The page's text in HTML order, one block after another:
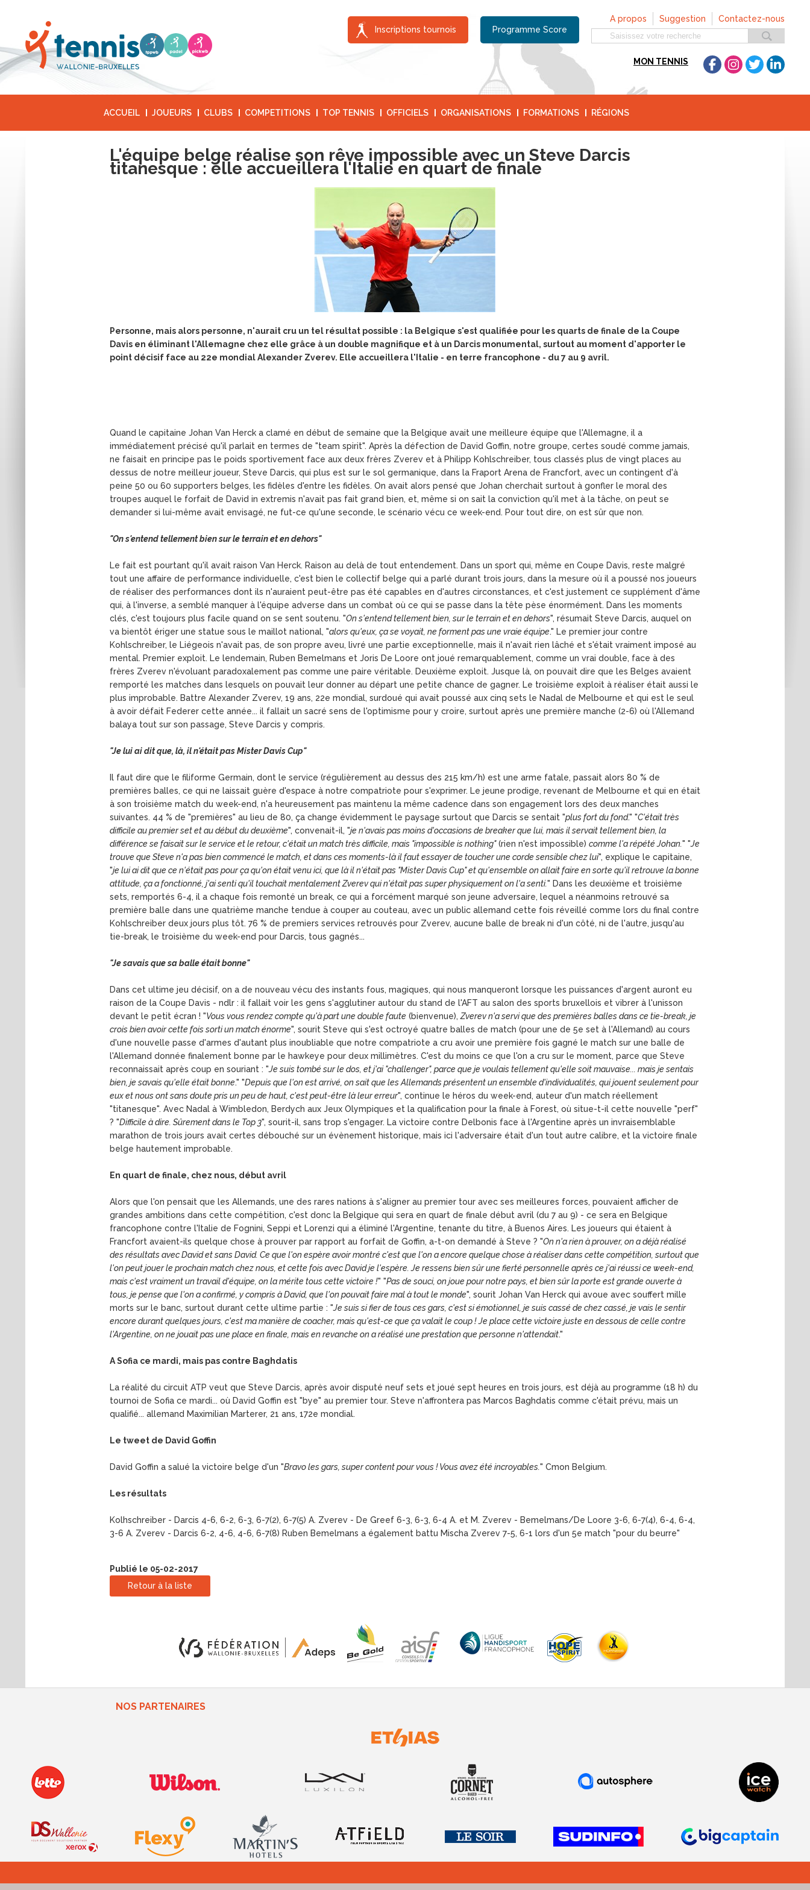
Contactez-nous
Suggestion
A propos
Programme Score
Inscriptions tournois
MON TENNIS
ACCUEIL JOUEURS CLUBS COMPETITIONS TOP TENNIS OFFICIELS ORGANISATIONS FORMATIONS RÉGIONS
L'équipe belge réalise son rêve impossible avec un Steve Darcis
titanesque : elle accueillera l'Italie en quart de finale
Personne, mais alors personne, n'aurait cru un tel résultat possible : la Belgique s'est qualifiée pour les quarts de finale de la Coupe
Davis en éliminant l'Allemagne chez elle grâce à un double magnifique et à un Darcis monumental, surtout au moment d'apporter le
point décisif face au 22e mondial Alexander Zverev. Elle accueillera l'Italie - en terre francophone - du 7 au 9 avril.
Quand le capitaine Johan Van Herck a clamé en début de semaine que la Belgique avait une meilleure équipe que l'Allemagne, il a
immédiatement précisé qu'il parlait en termes de "team spirit". Après la défection de David Goffin, notre groupe, certes soudé comme jamais,
ne faisait en principe pas le poids sportivement face aux deux frères Zverev et à Philipp Kohlschreiber, tous classés plus de vingt places au
dessus de notre meilleur joueur, Steve Darcis, qui plus est sur le sol germanique, dans la Fraport Arena de Francfort, avec un contingent d'à
peine 50 ou 60 supporters belges, les fidèles d'entre les fidèles. On avait alors pensé que Johan cherchait surtout à gonfler le moral des
troupes auquel le forfait de David in extremis n'avait pas fait grand bien, et, même si on sait la conviction qu'il met à la tâche, on peut se
demander si lui-même avait envisagé, ne fut-ce qu'une seconde, le scénario vécu ce week-end. Pour tout dire, on est sûr que non.
"On s'entend tellement bien sur le terrain et en dehors"
Le fait est pourtant qu'il avait raison Van Herck. Raison au delà de tout entendement. Dans un sport qui, même en Coupe Davis, reste malgré
tout une affaire de performance individuelle, c'est bien le collectif belge qui a parlé durant trois jours, dans la mesure où il a poussé nos joueurs
de réaliser des performances dont ils n'auraient peut-être pas été capables en d'autres circonstances, et c'est justement ce supplément d'âme
qui, à l'inverse, a semblé manquer à l'équipe adverse dans un combat où ce qui se passe dans la tête pèse énormément. Dans les moments
clés, c'est toujours plus facile quand on se sent soutenu. "On s'entend tellement bien, sur le terrain et en dehors", résumait Steve Darcis, auquel on
va bientôt ériger une statue sous le maillot national, "alors qu'eux, ça se voyait, ne forment pas une vraie équipe." Le premier jour contre
Kohlschreiber, le Liégeois n'avait pas, de son propre aveu, livré une partie exceptionnelle, mais il n'avait rien lâché et s'était vraiment imposé au
mental. Premier exploit. Le lendemain, Ruben Bemelmans et Joris De Loore ont joué remarquablement, comme un vrai double, face à des
frères Zverev n'évoluant paradoxalement pas comme une paire véritable. Deuxième exploit. Jusque là, on pouvait dire que les Belges avaient
remporté les matches dans lesquels on pouvait leur donner au départ une petite chance de gagner. Le troisième exploit à réaliser était aussi le
plus improbable. Battre Alexander Zverev, 19 ans, 22e mondial, surdoué qui avait poussé aux cinq sets le Nadal de Melbourne et qui est le seul
à avoir défait Federer cette année... il fallait un sacré sens de l'optimisme pour y croire, surtout après une première manche (2-6) où l'Allemand
balaya tout sur son passage, Steve Darcis y compris.
"Je lui ai dit que, là, il n'était pas Mister Davis Cup"
Il faut dire que le filiforme Germain, dont le service (régulièrement au dessus des 215 km/h) est une arme fatale, passait alors 80 % de
premières balles, ce qui ne laissait guère d'espace à notre compatriote pour s'exprimer. Le jeune prodige, revenant de Melbourne et qui en était
à son troisième match du week-end, n'a heureusement pas maintenu la même cadence dans son engagement lors des deux manches
suivantes. 44 % de "premières" au lieu de 80, ça change évidemment le paysage surtout que Darcis se sentait "plus fort du fond." "C'était très
difficile au premier set et au début du deuxième", convenait-il, "je n'avais pas moins d'occasions de breaker que lui, mais il servait tellement bien, la
différence se faisait sur le service et le retour, c'était un match très difficile, mais "impossible is nothing"(rien n'est impossible) comme l'a répété Johan." "Je
trouve que Steve n'a pas bien commencé le match, et dans ces moments-là il faut essayer de toucher une corde sensible chez lui", explique le capitaine,
"je lui ai dit que ce n'était pas pour ça qu'on était venu ici, que là il n'était pas "Mister Davis Cup" et qu'ensemble on allait faire en sorte qu'il retrouve la bonne
attitude, ça a fonctionné, j'ai senti qu'il touchait mentalement Zverev qui n'était pas super physiquement on l'a senti." Dans les deuxième et troisième
sets, remportés 6-4, il a chaque fois remonté un break, ce qui a forcément marqué son jeune adversaire, lequel a néanmoins retrouvé sa
première balle dans une quatrième manche tendue à couper au couteau, avec un public allemand cette fois réveillé comme lors du final contre
Kohlschreiber deux jours plus tôt. 76 % de premiers services retrouvés pour Zverev, aucune balle de break ni d'un côté, ni de l'autre, jusqu'au
tie-break, le troisième du week-end pour Darcis, tous gagnés...
"Je savais que sa balle était bonne"
Dans cet ultime jeu décisif, on a de nouveau vécu des instants fous, magiques, qui nous manqueront lorsque les puissances d'argent auront eu
raison de la Coupe Davis - ndlr : il fallait voir les gens s'agglutiner autour du stand de l'AFT au salon des sports bruxellois et vibrer à l'unisson
devant le petit écran ! "Vous vous rendez compte qu'à part une double faute (bienvenue), Zverev n'a servi que des premières balles dans ce tie-break, je
crois bien avoir cette fois sorti un match énorme", sourit Steve qui s'est octroyé quatre balles de match (pour une de 5e set à l'Allemand) au cours
d'une nouvelle passe d'armes d'autant plus inoubliable que notre compatriote a cru avoir une première fois gagné le match sur une balle de
l'Allemand donnée finalement bonne par le hawkeye pour deux millimètres. C'est du moins ce que l'on a cru sur le moment, parce que Steve
reconnaissait après coup en souriant : "Je suis tombé sur le dos, et j'ai "challenger", parce que je voulais tellement qu'elle soit mauvaise... mais je sentais
bien, je savais qu'elle était bonne." "Depuis que l'on est arrivé, on sait que les Allemands présentent un ensemble d'individualités, qui jouent seulement pour
eux et nous ont sans doute pris un peu de haut, c'est peut-être là leur erreur", continue le héros du week-end, auteur d'un match réellement
"titanesque". Avec Nadal à Wimbledon, Berdych aux Jeux Olympiques et la qualification pour la finale à Forest, où situe-t-il cette nouvelle "perf"
? "Difficile à dire. Sûrement dans le Top 3", sourit-il, sans trop s'engager. La victoire contre Delbonis face à l'Argentine après un invraisemblable
marathon de trois jours avait certes débouché sur un évènement historique, mais ici l'adversaire était d'un tout autre calibre, et la victoire finale
belge hautement improbable.
En quart de finale, chez nous, début avril
Alors que l'on pensait que les Allemands, une des rares nations à s'aligner au premier tour avec ses meilleures forces, pouvaient afficher de
grandes ambitions dans cette compétition, c'est donc la Belgique qui sera en quart de finale début avril (du 7 au 9) - ce sera en Belgique
francophone contre l'Italie de Fognini, Seppi et Lorenzi qui a éliminé l'Argentine, tenante du titre, à Buenos Aires. Les joueurs qui étaient à
Francfort avaient-ils quelque chose à prouver par rapport au forfait de Goffin, a-t-on demandé à Steve ? "On n'a rien à prouver, on a déjà réalisé
des résultats avec David et sans David. Ce que l'on espère avoir montré c'est que l'on a encore quelque chose à réaliser dans cette compétition, surtout que
l'on peut jouer le prochain match chez nous, et cette fois avec David je l'espère. Je ressens bien sûr une fierté personnelle après ce j'ai réussi ce week-end,
mais c'est vraiment un travail d'équipe, on la mérite tous cette victoire !" "Pas de souci, on joue pour notre pays, et bien sûr la porte est grande ouverte à
tous, je pense que l'on a confirmé, y compris à David, que l'on pouvait faire mal à tout le monde", sourit Johan Van Herck qui avoue avec souffert mille
morts sur le banc, surtout durant cette ultime partie : "Je suis si fier de tous ces gars, c'est si émotionnel, je suis cassé de chez cassé, je vais le sentir
encore durant quelques jours, c'est ma manière de coacher, mais qu'est-ce que ça valait le coup ! Je place cette victoire juste en dessous de celle contre
l'Argentine, on ne jouait pas une place en finale, mais en revanche on a réalisé une prestation que personne n'attendait."
A Sofia ce mardi, mais pas contre Baghdatis
La réalité du circuit ATP veut que Steve Darcis, après avoir disputé neuf sets et joué sept heures en trois jours, est déjà au programme (18 h) du
tournoi de Sofia ce mardi... où David Goffin est "bye" au premier tour. Steve n'affrontera pas Marcos Baghdatis comme c'était prévu, mais un
qualifié... allemand Maximilian Marterer, 21 ans, 172e mondial.
Le tweet de David Goffin
David Goffin a salué la victoire belge d'un "Bravo les gars, super content pour vous ! Vous avez été incroyables." Cmon Belgium.
Les résultats
Kolhschreiber - Darcis 4-6, 6-2, 6-3, 6-7(2), 6-7(5) A. Zverev - De Greef 6-3, 6-3, 6-4 A. et M. Zverev - Bemelmans/De Loore 3-6, 6-7(4), 6-4, 6-4,
3-6 A. Zverev - Darcis 6-2, 4-6, 4-6, 6-7(8) Ruben Bemelmans a également battu Mischa Zverev 7-5, 6-1 lors d'un 5e match "pour du beurre"
Publié le 05-02-2017
Retour à la liste
NOS PARTENAIRES